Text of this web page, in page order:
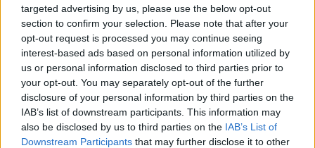
targeted advertising by us, please use the below opt-out
section to confirm your selection. Please note that after your
opt-out request is processed you may continue seeing
interest-based ads based on personal information utilized by
us or personal information disclosed to third parties prior to
your opt-out. You may separately opt-out of the further
disclosure of your personal information by third parties on the
IAB’s list of downstream participants. This information may
also be disclosed by us to third parties on the IAB’s List of
Downstream Participants that may further disclose it to other
Οι ελλείψεις και το ιστορικό της
υπόθεσης
Το πόρισμα αυτό, σύμφωνα με τη NewYork
Post, προέκυψε μετά από πολυετή έρευνα
για περιστατικά που φέρεται να συνέβησαν
το 2009 και το 2011, όταν ο Μάνσον ζούσε
στο Δυτικό Χόλιγουντ. Ο Εισαγγελέας